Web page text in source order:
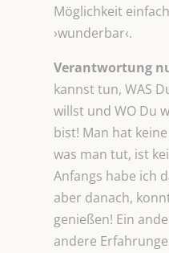
Möglichkeit
›wunderbar‹.
Verantwortung
kannst tun, WAS
willst und WO Du
bist! Man hat
was man tut, ist
Anfangs habe ich
aber danach,
genießen! Ein
andere